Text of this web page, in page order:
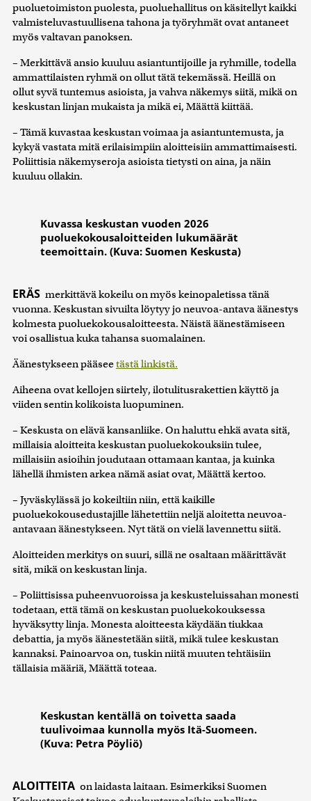
puoluetoimiston puolesta, puoluehallitus on käsitellyt kaikki
valmisteluvastuullisena tahona ja työryhmät ovat antaneet
myös valtavan panoksen.
– Merkittävä ansio kuuluu asiantuntijoille ja ryhmille, todella
ammattilaisten ryhmä on ollut tätä tekemässä. Heillä on
ollut syvä tuntemus asioista, ja vahva näkemys siitä, mikä on
keskustan linjan mukaista ja mikä ei, Määttä kiittää.
– Tämä kuvastaa keskustan voimaa ja asiantuntemusta, ja
kykyä vastata mitä erilaisimpiin aloitteisiin ammattimaisesti.
Poliittisia näkemyseroja asioista tietysti on aina, ja näin
kuuluu ollakin.
Kuvassa keskustan vuoden 2026
puoluekokousaloitteiden lukumäärät
teemoittain. (Kuva: Suomen Keskusta)
ERÄS merkittävä kokeilu on myös keinopaletissa tänä
vuonna. Keskustan sivuilta löytyy jo neuvoa-antava äänestys
kolmesta puoluekokousaloitteesta. Näistä äänestämiseen
voi osallistua kuka tahansa suomalainen.
Äänestykseen pääseetästä linkistä.
Aiheena ovat kellojen siirtely, ilotulitusrakettien käyttö ja
viiden sentin kolikoista luopuminen.
– Keskusta on elävä kansanliike. On haluttu ehkä avata sitä,
millaisia aloitteita keskustan puoluekokouksiin tulee,
millaisiin asioihin joudutaan ottamaan kantaa, ja kuinka
lähellä ihmisten arkea nämä asiat ovat, Määttä kertoo.
– Jyväskylässä jo kokeiltiin niin, että kaikille
puoluekokousedustajille lähetettiin neljä aloitetta neuvoa-
antavaan äänestykseen. Nyt tätä on vielä lavennettu siitä.
Aloitteiden merkitys on suuri, sillä ne osaltaan määrittävät
sitä, mikä on keskustan linja.
– Poliittisissa puheenvuoroissa ja keskusteluissahan monesti
todetaan, että tämä on keskustan puoluekokouksessa
hyväksytty linja. Monesta aloitteesta käydään tiukkaa
debattia, ja myös äänestetään siitä, mikä tulee keskustan
kannaksi. Painoarvoa on, tuskin niitä muuten tehtäisiin
tällaisia määriä, Määttä toteaa.
Keskustan kentällä on toivetta saada
tuulivoimaa kunnolla myös Itä-Suomeen.
(Kuva: Petra Pöyliö)
ALOITTEITA on laidasta laitaan. Esimerkiksi Suomen